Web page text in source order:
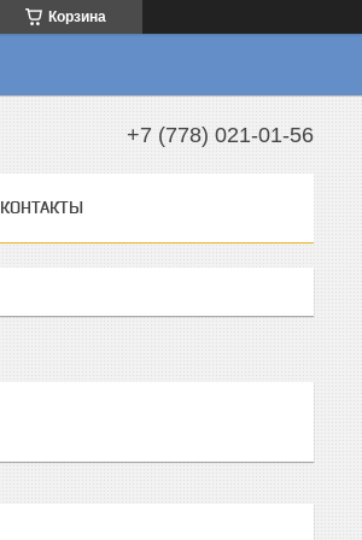
Корзина
+7 (778) 021-01-56
КОНТАКТЫ